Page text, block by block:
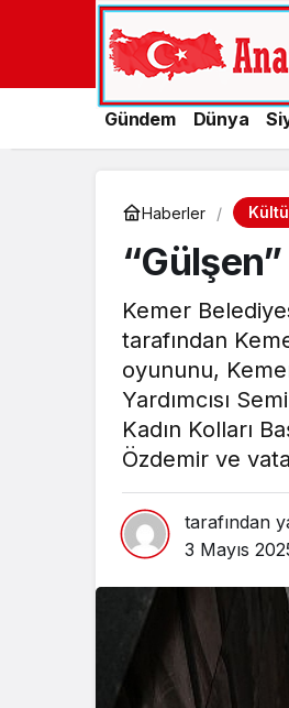
Gündem Dünya
Haberler
Kemer
tarafından
oyununu,
Yardımcısı
Kadın Kolları
Özdemir ve
tarafından
3 Mayıs